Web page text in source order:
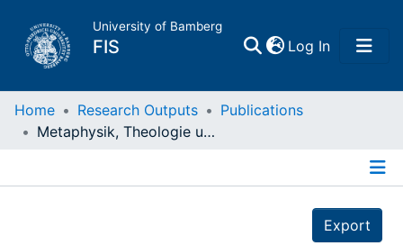
University of Bamberg
FIS Log In(current)
Home
Home Research Outputs
Publications
Metaphysik, Theologie und Ethik im Naturrecht der "Epochenschwelle" : Gabriel Vásquez und Baruch Spinoza
Export